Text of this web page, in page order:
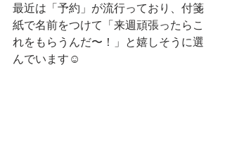
最近は「予約」が流行っており、付箋
紙で名前をつけて「来週頑張ったらこ
れをもらうんだ〜！」と嬉しそうに選
んでいます☺️